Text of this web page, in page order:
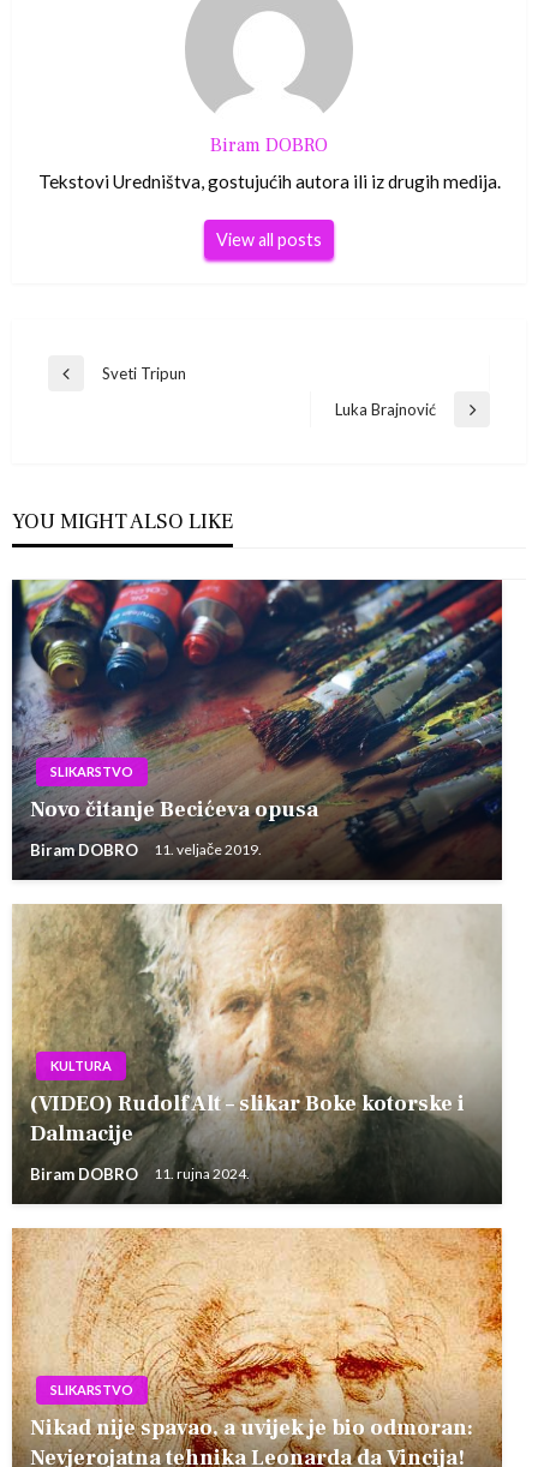
Biram DOBRO
Tekstovi Uredništva, gostujućih autora ili iz drugih medija.
View all posts
Navigacija
Previous
Sveti Tripun
Next
Luka Brajnović
YOU MIGHT ALSO LIKE
SLIKARSTVO
Novo čitanje Becićeva opusa
Biram DOBRO 11. veljače 2019.
KULTURA
(VIDEO) Rudolf Alt – slikar Boke kotorske i
Dalmacije
Biram DOBRO 11. rujna 2024.
SLIKARSTVO
Nikad nije spavao, a uvijek je bio odmoran:
Nevjerojatna tehnika Leonarda da Vincija!